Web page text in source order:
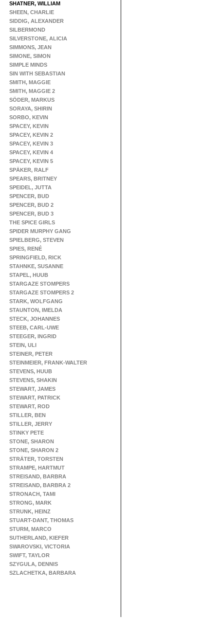
SHATNER, WILLIAM
SHEEN, CHARLIE
SIDDIG, ALEXANDER
SILBERMOND
SILVERSTONE, ALICIA
SIMMONS, JEAN
SIMONE, SIMON
SIMPLE MINDS
SIN WITH SEBASTIAN
SMITH, MAGGIE
SMITH, MAGGIE 2
SÖDER, MARKUS
SORAYA, SHIRIN
SORBO, KEVIN
SPACEY, KEVIN
SPACEY, KEVIN 2
SPACEY, KEVIN 3
SPACEY, KEVIN 4
SPACEY, KEVIN 5
SPÄKER, RALF
SPEARS, BRITNEY
SPEIDEL, JUTTA
SPENCER, BUD
SPENCER, BUD 2
SPENCER, BUD 3
THE SPICE GIRLS
SPIDER MURPHY GANG
SPIELBERG, STEVEN
SPIES, RENÉ
SPRINGFIELD, RICK
STAHNKE, SUSANNE
STAPEL, HUUB
STARGAZE STOMPERS
STARGAZE STOMPERS 2
STARK, WOLFGANG
STAUNTON, IMELDA
STECK, JOHANNES
STEEB, CARL-UWE
STEEGER, INGRID
STEIN, ULI
STEINER, PETER
STEINMEIER, FRANK-WALTER
STEVENS, HUUB
STEVENS, SHAKIN
STEWART, JAMES
STEWART, PATRICK
STEWART, ROD
STILLER, BEN
STILLER, JERRY
STINKY PETE
STONE, SHARON
STONE, SHARON 2
STRÄTER, TORSTEN
STRAMPE, HARTMUT
STREISAND, BARBRA
STREISAND, BARBRA 2
STRONACH, TAMI
STRONG, MARK
STRUNK, HEINZ
STUART-DANT, THOMAS
STURM, MARCO
SUTHERLAND, KIEFER
SWAROVSKI, VICTORIA
SWIFT, TAYLOR
SZYGULA, DENNIS
SZLACHETKA, BARBARA